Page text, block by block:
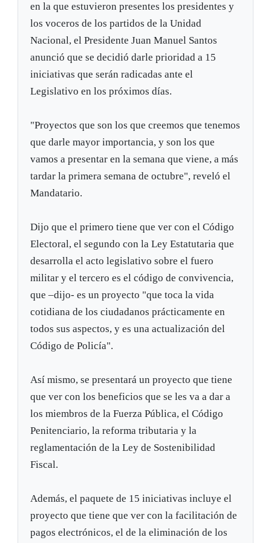
en la que estuvieron presentes los presidentes y
los voceros de los partidos de la Unidad
Nacional, el Presidente Juan Manuel Santos
anunció que se decidió darle prioridad a 15
iniciativas que serán radicadas ante el
Legislativo en los próximos días.
"Proyectos que son los que creemos que tenemos
que darle mayor importancia, y son los que
vamos a presentar en la semana que viene, a más
tardar la primera semana de octubre", reveló el
Mandatario.
Dijo que el primero tiene que ver con el Código
Electoral, el segundo con la Ley Estatutaria que
desarrolla el acto legislativo sobre el fuero
militar y el tercero es el código de convivencia,
que –dijo- es un proyecto "que toca la vida
cotidiana de los ciudadanos prácticamente en
todos sus aspectos, y es una actualización del
Código de Policía".
Así mismo, se presentará un proyecto que tiene
que ver con los beneficios que se les va a dar a
los miembros de la Fuerza Pública, el Código
Penitenciario, la reforma tributaria y la
reglamentación de la Ley de Sostenibilidad
Fiscal.
Además, el paquete de 15 iniciativas incluye el
proyecto que tiene que ver con la facilitación de
pagos electrónicos, el de la eliminación de los